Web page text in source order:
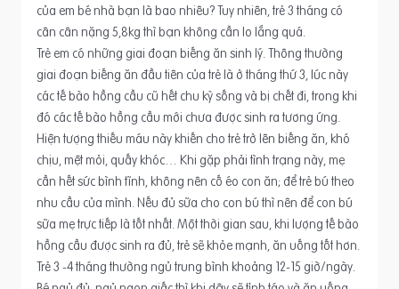
của em bé nhà bạn là bao nhiêu? Tuy nhiên, trẻ 3 tháng có
cân cân nặng 5,8kg thì bạn không cần lo lắng quá.
Trẻ em có những giai đoạn biếng ăn sinh lý. Thông thường
giai đoạn biếng ăn đầu tiên của trẻ là ở tháng thứ 3, lúc này
các tế bào hồng cầu cũ hết chu kỳ sống và bị chết đi, trong khi
đó các tế bào hồng cầu mới chưa được sinh ra tương ứng.
Hiện tượng thiếu máu này khiến cho trẻ trở lên biếng ăn, khó
chịu, mệt mỏi, quấy khóc… Khi gặp phải tình trạng này, mẹ
cần hết sức bình tĩnh, không nên cố éo con ăn; để trẻ bú theo
nhu cầu của mình. Nếu đủ sữa cho con bú thì nên để con bú
sữa mẹ trực tiếp là tốt nhất. Một thời gian sau, khi lượng tế bào
hồng cầu được sinh ra đủ, trẻ sẽ khỏe mạnh, ăn uống tốt hơn.
Trẻ 3 -4 tháng thường ngủ trung bình khoảng 12-15 giờ/ngày.